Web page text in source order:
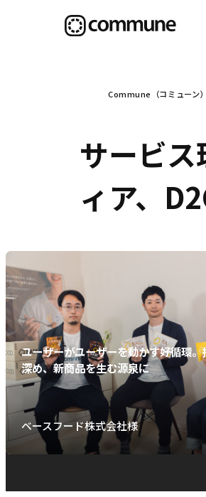
Commune（コミューン）
サービ
ィア、
ユーザーがユーザーを動かす好循環
深め、新商品を生む源泉に
ベースフード株式会社様